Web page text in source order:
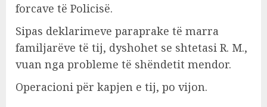
forcave të Policisë.
Sipas deklarimeve paraprake të marra
familjarëve të tij, dyshohet se shtetasi R. M.,
vuan nga probleme të shëndetit mendor.
Operacioni për kapjen e tij, po vijon.